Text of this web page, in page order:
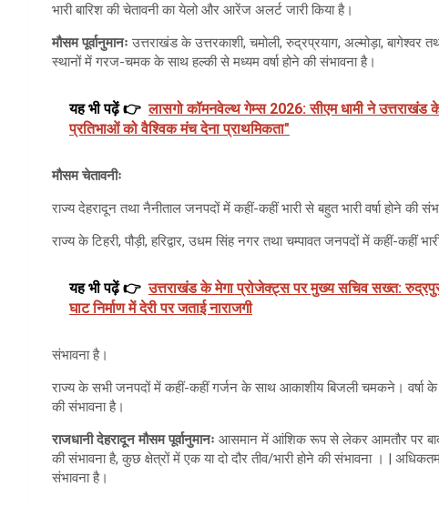
भारी बारिश की चेतावनी का येलो और आरेंज अलर्ट जारी किया है।
मौसम पूर्वानुमानःउत्तराखंड के उत्तरकाशी, चमोली, रुद्रप्रयाग, अल्मोड़ा,
स्थानों में गरज-चमक के साथ हल्की से मध्यम वर्षा होने की संभावना है।
यह भी पढ़ें 👉 लासगो कॉमनवेल्थ गेम्स 2026: सीएम धामी ने
प्रतिभाओं को वैश्विक मंच देना प्राथमिकता"
मौसम चेतावनीः
राज्य देहरादून तथा नैनीताल जनपदों में कहीं-कहीं भारी से बहुत भारी वर्षा होने की
राज्य के टिहरी, पौड़ी, हरि‌द्वार, उधम सिंह नगर तथा चम्पावत जनपदों में कहीं-कहीं भारी
यह भी पढ़ें 👉 उत्तराखंड के मेगा प्रोजेक्ट्स पर मुख्य सचिव सख्त:
घाट निर्माण में देरी पर जताई नाराजगी
संभावना है।
राज्य के सभी जनपदों में कहीं-कहीं गर्जन के साथ आकाशीय बिजली चमकने। वर्षा
की संभावना है।
राजधानी देहरादून मौसम पूर्वानुमानः आसमान में आंशिक रूप से लेकर आमतौर पर
की संभावना है, कुछ क्षेत्रों में एक या दो दौर तीव/भारी होने की संभावना । |
संभावना है।